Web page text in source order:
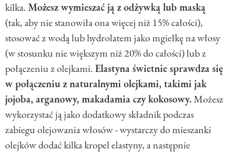
kilka.Możesz wymieszać ją z odżywką lub maską
(tak, aby nie stanowiła ona więcej niż 15% całości),
stosować z wodą lub hydrolatem jako mgiełkę na włosy
(w stosunku nie większym niż 20% do całości) lub z
połączeniu z olejkami.Elastyna świetnie sprawdza się
w połączeniu z naturalnymi olejkami, takimi jak
jojoba, arganowy, makadamia czy kokosowy.Możesz
wykorzystać ją jako dodatkowy składnik podczas
zabiegu olejowania włosów - wystarczy do mieszanki
olejków dodać kilka kropel elastyny, a następnie